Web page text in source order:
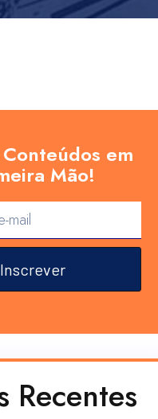
em
Mão!
Inscrever
Recentes